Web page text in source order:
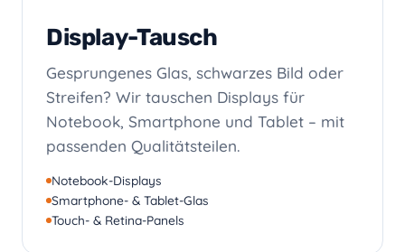
Display-Tausch
Gesprungenes Glas, schwarzes Bild oder
Streifen? Wir tauschen Displays für
Notebook, Smartphone und Tablet – mit
passenden Qualitätsteilen.
Notebook-Displays
Smartphone- & Tablet-Glas
Touch- & Retina-Panels